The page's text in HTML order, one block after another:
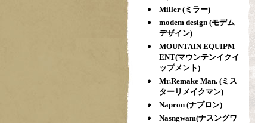
Miller (ミラー)
modem design (モデム
デザイン)
MOUNTAIN EQUIPM
ENT(マウンテンイクイ
ップメント)
Mr.Remake Man. (ミス
ターリメイクマン)
Napron (ナプロン)
Nasngwam(ナスングワ